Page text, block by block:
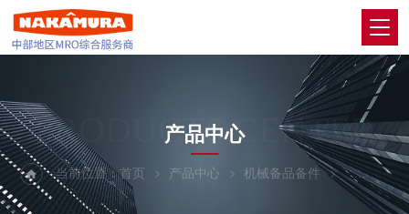
PRODUCTS CENTER
产品中心
当前位置：首页 产品中心 机械备品备件 Balluff巴鲁